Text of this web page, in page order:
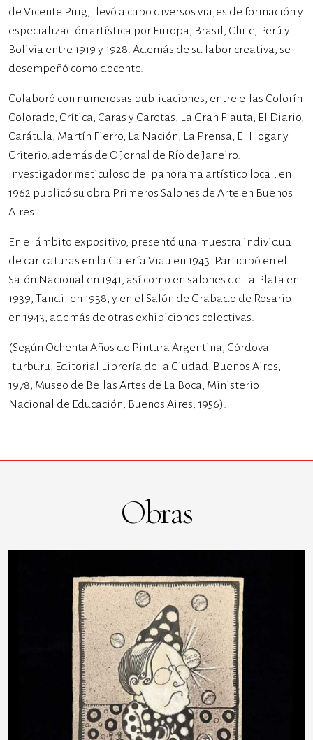
de Vicente Puig, llevó a cabo diversos viajes de formación y
especialización artística por Europa, Brasil, Chile, Perú y
Bolivia entre 1919 y 1928. Además de su labor creativa, se
desempeñó como docente.
Colaboró con numerosas publicaciones, entre ellas Colorín
Colorado, Crítica, Caras y Caretas, La Gran Flauta, El Diario,
Carátula, Martín Fierro, La Nación, La Prensa, El Hogar y
Criterio, además de O Jornal de Río de Janeiro.
Investigador meticuloso del panorama artístico local, en
1962 publicó su obra Primeros Salones de Arte en Buenos
Aires.
En el ámbito expositivo, presentó una muestra individual
de caricaturas en la Galería Viau en 1943. Participó en el
Salón Nacional en 1941, así como en salones de La Plata en
1939, Tandil en 1938, y en el Salón de Grabado de Rosario
en 1943, además de otras exhibiciones colectivas.
(Según Ochenta Años de Pintura Argentina, Córdova
Iturburu, Editorial Librería de la Ciudad, Buenos Aires,
1978; Museo de Bellas Artes de La Boca, Ministerio
Nacional de Educación, Buenos Aires, 1956).
Obras